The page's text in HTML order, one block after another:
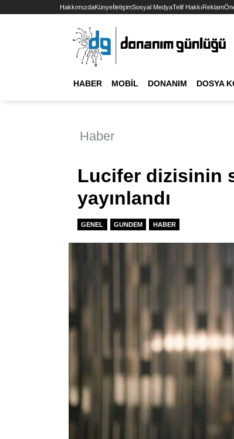
HakkımızdaKünyeİletişimSosyal MedyaTelif HakkıReklam
HABER MOBIL DONANIM DOSYA
Haber
Lucifer dizisinin
yayınlandı
GENEL GUNDEM HABER